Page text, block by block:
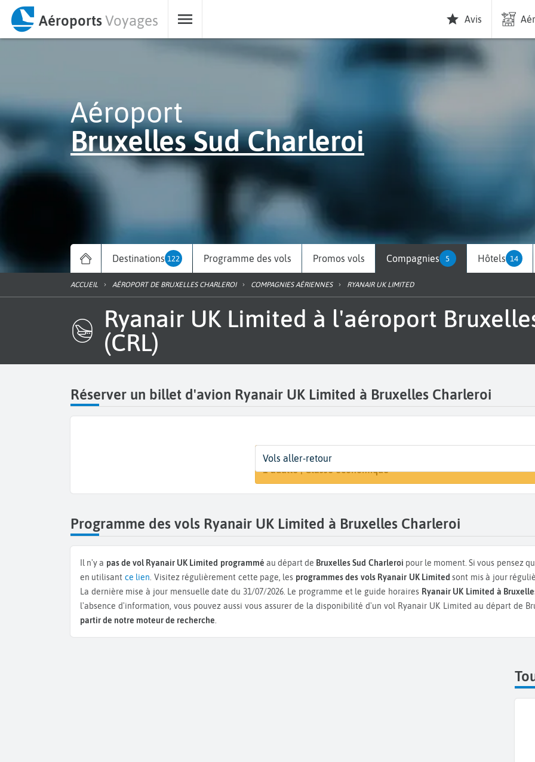
AéroportsVoyages Avis
Aéroport
Bruxelles Sud Charleroi
Destinations 122 Programme des vols Promos vols Compagnies 5 Hôtels 14
ACCUEIL AÉROPORT DE BRUXELLES CHARLEROI COMPAGNIES AÉRIENNES RYANAIR UK LIMITED
Ryanair UK Limited à l'aéroport Bruxelles Sud Charleroi
(CRL)
Réserver un billet d'avion Ryanair UK Limited à Bruxelles Charleroi
Départ
Bruxelles Sud Charleroi (CRL) A...
Dates
Dates de votre voyage
Voyageurs | Classe
1 adulte | Classe économique
Vols aller-retour
Programme des vols Ryanair UK Limited à Bruxelles Charleroi
Il n'y a pas de vol Ryanair UK Limited programmé au départ de Bruxelles Sud Charleroi pour le moment. Si vous pensez
en utilisant ce lien . Visitez régulièrement cette page, les programmes des vols Ryanair UK Limited sont mis à jour
La dernière mise à jour mensuelle date du 31/07/2026. Le programme et le guide horaires Ryanair UK Limited à
l'absence d'information, vous pouvez aussi vous assurer de la disponibilité d'un vol Ryanair UK Limited au départ de
partir de notre moteur de recherche